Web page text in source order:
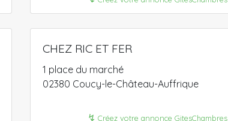
CHEZ RIC ET FER
1 place du marché
02380 Coucy-le-Château-Auffrique
↯ Créez votre annonce GitesChambres